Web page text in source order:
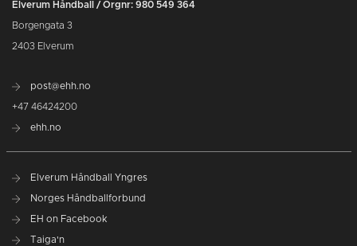
Elverum Håndball / Orgnr: 980 549 364
Borgengata 3
2403 Elverum
post@ehh.no
+47 46424200
ehh.no
Elverum Håndball Yngres
Norges Håndballforbund
EH on Facebook
Taiga'n